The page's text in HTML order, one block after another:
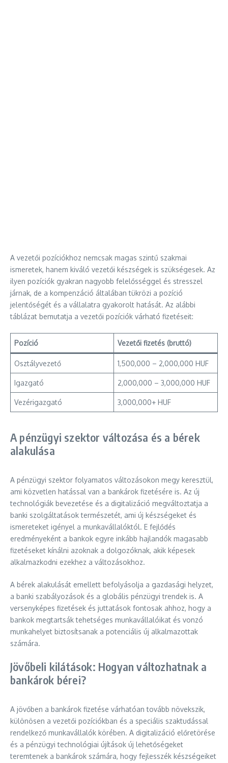
A vezetői pozíciókhoz nemcsak magas szintű szakmai
ismeretek, hanem kiváló vezetői készségek is szükségesek. Az
ilyen pozíciók gyakran nagyobb felelősséggel és stresszel
járnak, de a kompenzáció általában tükrözi a pozíció
jelentőségét és a vállalatra gyakorolt hatását. Az alábbi
táblázat bemutatja a vezetői pozíciók várható fizetéseit:
Pozíció Vezetői fizetés (bruttó)
Osztályvezető 1,500,000 – 2,000,000 HUF
Igazgató 2,000,000 – 3,000,000 HUF
Vezérigazgató 3,000,000+ HUF
A pénzügyi szektor változása és a bérek
alakulása
A pénzügyi szektor folyamatos változásokon megy keresztül,
ami közvetlen hatással van a bankárok fizetésére is. Az új
technológiák bevezetése és a digitalizáció megváltoztatja a
banki szolgáltatások természetét, ami új készségeket és
ismereteket igényel a munkavállalóktól. E fejlődés
eredményeként a bankok egyre inkább hajlandók magasabb
fizetéseket kínálni azoknak a dolgozóknak, akik képesek
alkalmazkodni ezekhez a változásokhoz.
A bérek alakulását emellett befolyásolja a gazdasági helyzet,
a banki szabályozások és a globális pénzügyi trendek is. A
versenyképes fizetések és juttatások fontosak ahhoz, hogy a
bankok megtartsák tehetséges munkavállalóikat és vonzó
munkahelyet biztosítsanak a potenciális új alkalmazottak
számára.
Jövőbeli kilátások: Hogyan változhatnak a
bankárok bérei?
A jövőben a bankárok fizetése várhatóan tovább növekszik,
különösen a vezetői pozíciókban és a speciális szaktudással
rendelkező munkavállalók körében. A digitalizáció előretörése
és a pénzügyi technológiai újítások új lehetőségeket
teremtenek a bankárok számára, hogy fejlesszék készségeiket